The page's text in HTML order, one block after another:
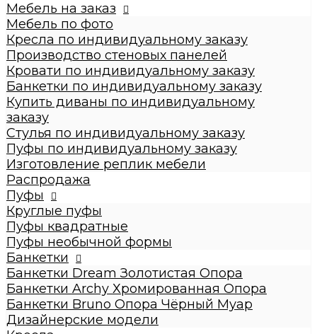
Производство стеновых панелей
Кровати по индивидуальному заказу
Банкетки по индивидуальному заказу
Купить диваны по индивидуальному заказу
Стулья по индивидуальному заказу
Пуфы по индивидуальному заказу
Пуфы
Круглые пуфы
Большие 60x60x50см
Средние 43x43x45см
Малые круглые 35x35x42см
Пуфы квадратные
Dream
Archy
Другие модели (с принтом, букле,
антивандальные, кожзам и т.п.)
Пуфы необычной формы
Банкетки
Банкетки Dream Золотистая Опора
Банкетки Archy Хромированная Опора
Банкетки Bruno Опора Чёрный Муар
Мебель на заказ
Мебель по фото
Кресла по индивидуальному заказу
Производство стеновых панелей
Кровати по индивидуальному заказу
Банкетки по индивидуальному заказу
Купить диваны по индивидуальному
заказу
Стулья по индивидуальному заказу
Пуфы по индивидуальному заказу
Изготовление реплик мебели
Распродажа
Пуфы
Круглые пуфы
Пуфы квадратные
Пуфы необычной формы
Банкетки
Банкетки Dream Золотистая Опора
Банкетки Archy Хромированная Опора
Банкетки Bruno Опора Чёрный Муар
Дизайнерские модели